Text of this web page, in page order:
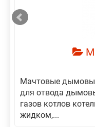
Мачтовые
для отвода
газов котлов
жидком,...